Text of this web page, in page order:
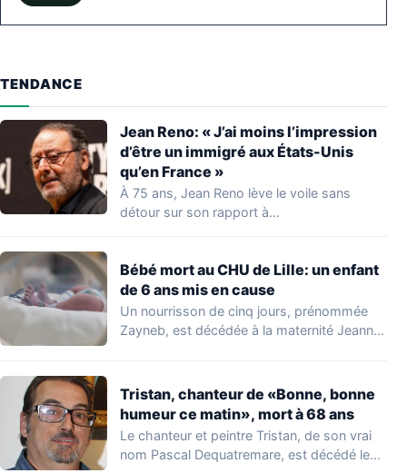
TENDANCE
Jean Reno: « J’ai moins l’impression
d’être un immigré aux États-Unis
qu’en France »
À 75 ans, Jean Reno lève le voile sans
détour sur son rapport à…
Bébé mort au CHU de Lille: un enfant
de 6 ans mis en cause
Un nourrisson de cinq jours, prénommée
Zayneb, est décédée à la maternité Jeanne
Tristan, chanteur de «Bonne, bonne
humeur ce matin», mort à 68 ans
Le chanteur et peintre Tristan, de son vrai
nom Pascal Dequatremare, est décédé le…